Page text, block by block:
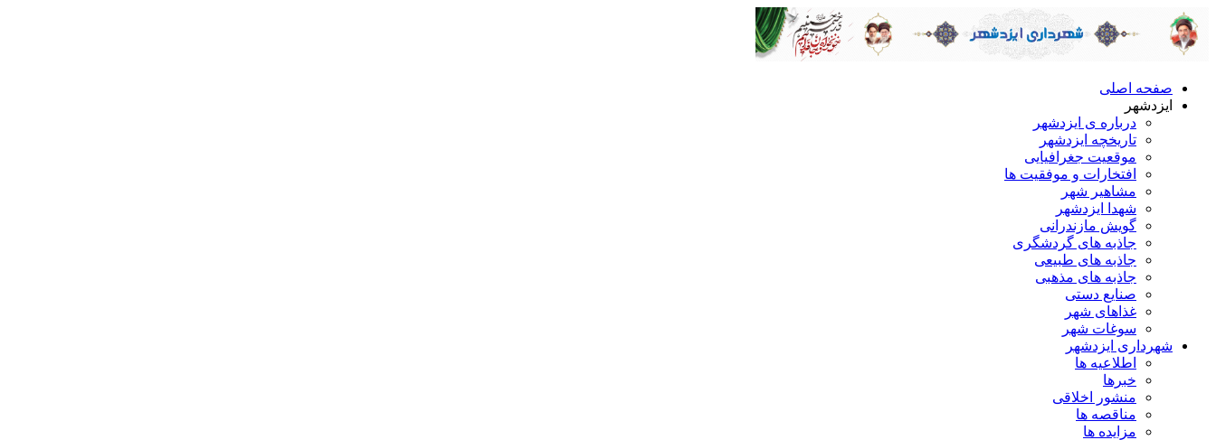
صفحه اصلی
ایزدشهر
درباره ی ایزدشهر
تاریخچه ایزدشهر
موقعیت جغرافیایی
افتخارات و موفقیت ها
مشاهیر شهر
شهدا ایزدشهر
گویش مازندرانی
جاذبه های گردشگری
جاذبه های طبیعی
جاذبه های مذهبی
صنایع دستی
غذاهای شهر
سوغات شهر
شهرداری ایزدشهر
اطلاعیه ها
خبرها
منشور اخلاقی
مناقصه ها
مزایده ها